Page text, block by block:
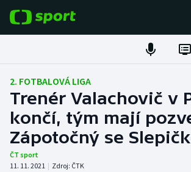
Fotbal
Hokej
Tenis
Atletika
2. FOTBALOVÁ LIGA
Trenér Valachovič v
končí, tým mají
Zápotočný se
ČT sport
11. 11. 2021 | Zdroj: ČTK